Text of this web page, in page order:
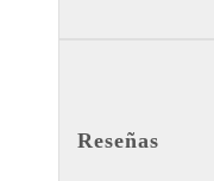
Reseñas